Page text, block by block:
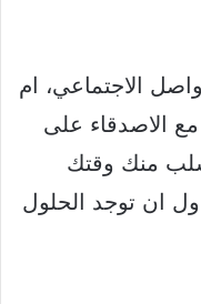
الاجتماعي، ام
مع الاصدقاء على
منك وقتك
ان توجد الحلول